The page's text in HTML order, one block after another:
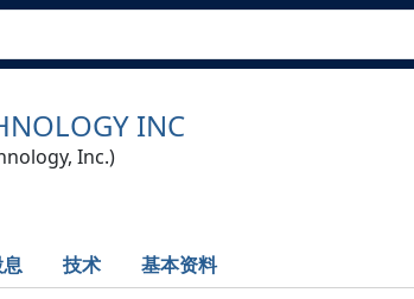
INC
Inc.)
技术 基本资料